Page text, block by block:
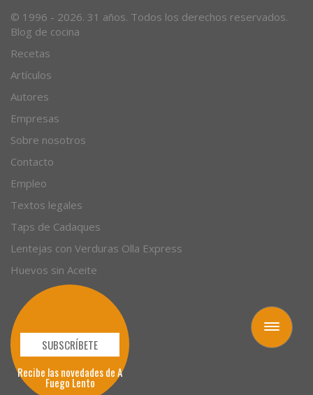
Toggle
navigation
© 1996 - 2026. 31 años. Todos los derechos reservados.
Blog de cocina
Recetas
Artículos
Autores
Empresas
Sobre nosotros
Contacto
Empleo
Textos legales
Taps de Cadaques
Lentejas con Verduras Olla Express
Huevos sin Aceite
SUBSCRÍBETE
Recibe las novedades de A
Fuego Lento